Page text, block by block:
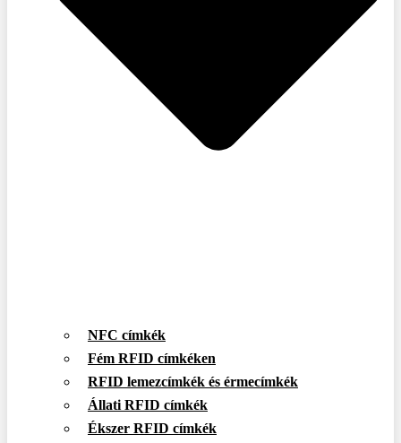
NFC címkék
Fém RFID címkéken
RFID lemezcímkék és érmecímkék
Állati RFID címkék
Ékszer RFID címkék